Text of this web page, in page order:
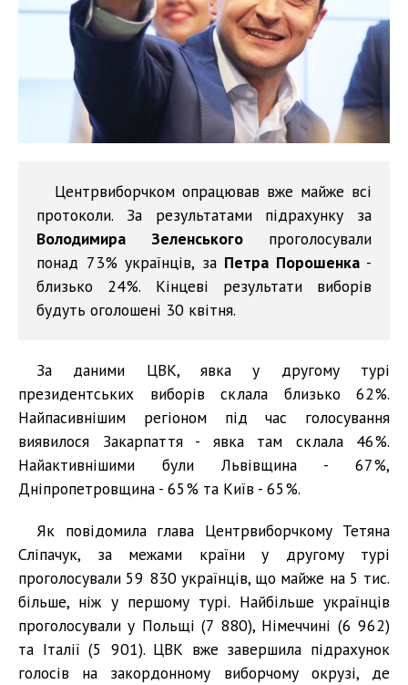
Центрвиборчком опрацював вже майже всі
протоколи. За результатами підрахунку за
Володимира Зеленськогопроголосували
понад 73% українців, за Петра Порошенка-
близько 24%. Кінцеві результати виборів
будуть оголошені 30 квітня.
За даними ЦВК, явка у другому турі
президентських виборів склала близько 62%.
Найпасивнішим регіоном під час голосування
виявилося Закарпаття - явка там склала 46%.
Найактивнішими були Львівщина - 67%,
Дніпропетровщина - 65% та Київ - 65%.
Як повідомила глава Центрвиборчкому Тетяна
Сліпачук, за межами країни у другому турі
проголосували 59 830 українців, що майже на 5 тис.
більше, ніж у першому турі. Найбільше українців
проголосували у Польщі (7 880), Німеччині (6 962)
та Італії (5 901). ЦВК вже завершила підрахунок
голосів на закордонному виборчому окрузі, де